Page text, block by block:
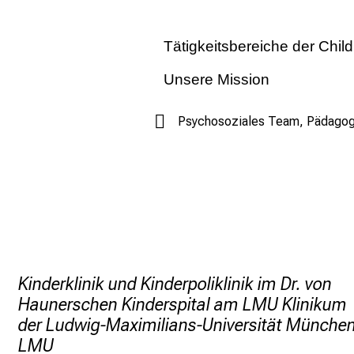
Tätigkeitsbereiche der
Unsere Mission
Entwicklungsprozessen durch
Respekt, Wahrung seiner Würde
Child Life Specialistshelfen je
Krankenhausabläufe,
Selbstvertrauen und das
Psychosoziales Team,
Kinderklinik und Kinderpoliklinik im Dr. von
Haunerschen Kinderspital am LMU Klinikum
der Ludwig-Maximilians-Universität
LMU